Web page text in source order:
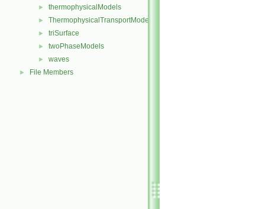
► thermophysicalModels
► ThermophysicalTransportModels
► triSurface
► twoPhaseModels
► waves
► File Members